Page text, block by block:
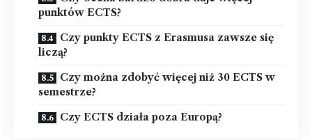
punktów ECTS?
Czy punkty ECTS z Erasmusa zawsze się
liczą?
Czy można zdobyć więcej niż 30 ECTS w
semestrze?
Czy ECTS działa poza Europą?